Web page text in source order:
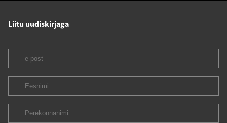
Liitu uudiskirjaga